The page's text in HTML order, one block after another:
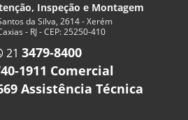
Inspeção e Montagem
da Silva, 2614 - Xerém
- RJ - CEP: 25250-410
21 3479-8400
1911 Comercial
Assistência Técnica